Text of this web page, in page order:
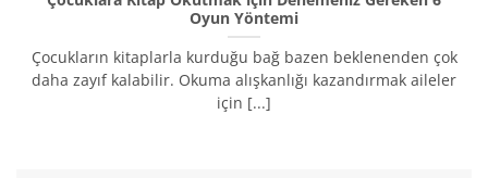
Oyun Yöntemi
Çocukların kitaplarla kurduğu bağ bazen beklenenden çok
daha zayıf kalabilir. Okuma alışkanlığı kazandırmak aileler
için [...]